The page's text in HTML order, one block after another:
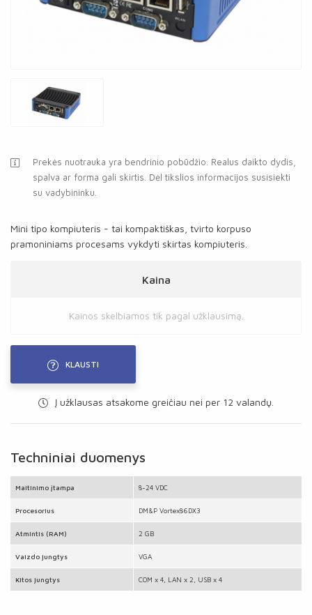
Prekės nuotrauka yra bendrinio pobūdžio. Realus daikto dydis,
spalva ar forma gali skirtis. Dėl tikslios informacijos susisiekti
su vadybininku.
Mini tipo kompiuteris - tai kompaktiškas, tvirto korpuso
pramoniniams procesams vykdyti skirtas kompiuteris.
Kaina
Kainos skelbiamos tik pagal užklausimą.
KLAUSTI
Į užklausas atsakome greičiau nei per 12 valandų.
Techniniai duomenys
Maitinimo įtampa 8-24 VDC
Procesorius DM&P Vortex86DX3
Atmintis (RAM) 2 GB
Vaizdo jungtys VGA
Kitos jungtys COM x 4, LAN x 2, USB x 4